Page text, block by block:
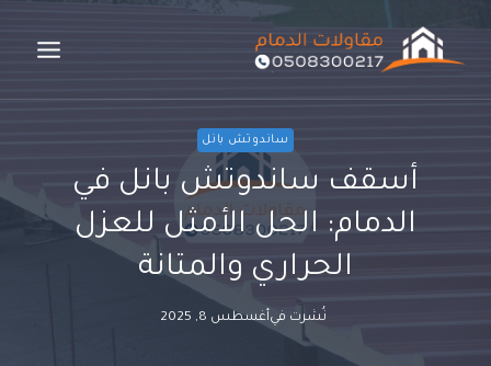
ساندوتش بانل
أسقف ساندوتش بانل في
الدمام: الحل الأمثل للعزل
الحراري والمتانة
نُشرت فيأغسطس 8, 2025